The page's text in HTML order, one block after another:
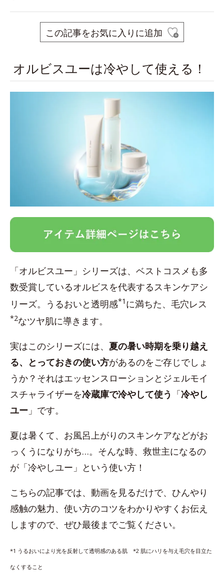
この記事をお気に入りに追加
オルビスユーは冷やして使える！
「オルビスユー」シリーズは、ベストコスメも多
数受賞しているオルビスを代表するスキンケアシ
リーズ。うるおいと透明感*1 に満ちた、毛穴レス
*2なツヤ肌に導きます。
実はこのシリーズには、 夏の暑い時期を乗り越え
る、とっておきの使い方があるのをご存じでしょ
うか？それはエッセンスローションとジェルモイ
スチャライザーを冷蔵庫で冷やして使う 「冷やし
ユー 」です。
夏は暑くて、お風呂上がりのスキンケアなどがお
っくうになりがち…。そんな時、救世主になるの
が「冷やしユー」という使い方！
こちらの記事では、動画を見るだけで、ひんやり
感触の魅力、使い方のコツをわかりやすくお伝え
しますので、ぜひ最後までご覧ください。
*1 うるおいにより光を反射して透明感のある肌 *2 肌にハリを与え毛穴を目立た
なくすること